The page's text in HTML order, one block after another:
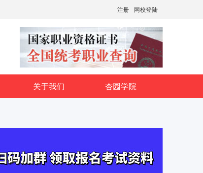
注册 网校登陆
关于我们 杏园学院